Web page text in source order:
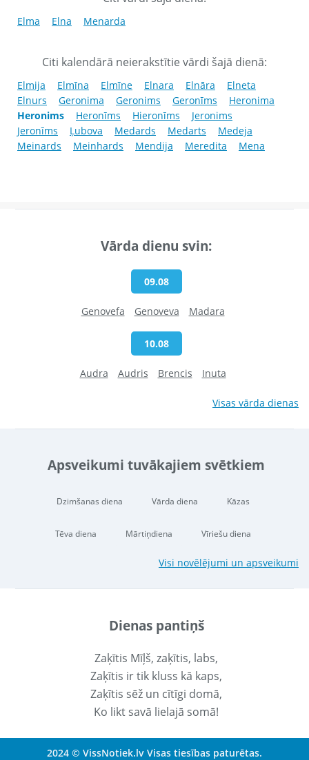
Elma Elna Menarda
Citi kalendārā neierakstītie vārdi šajā dienā:
Elmija Elmīna Elmīne Elnara Elnāra
Elneta
Elnurs
Geronima Geronims Geronīms
Heronima
Heronims
Heronīms Hieronīms
Jeronims
Jeronīms
Ļubova Medards Medarts
Medeja
Meinards
Meinhards Mendija Meredita Mena
Vārda dienu svin:
09.08
Genovefa Genoveva Madara
10.08
Audra Audris Brencis Inuta
Visas vārda dienas
Apsveikumi tuvākajiem svētkiem
Dzimšanas diena Vārda diena Kāzas
Tēva diena Mārtiņdiena Vīriešu diena
Visi novēlējumi un apsveikumi
Dienas pantiņš
Zaķītis Mīļš, zaķītis, labs,
Zaķītis ir tik kluss kā kaps,
Zaķītis sēž un cītīgi domā,
Ko likt savā lielajā somā!
2024 © VissNotiek.lv Visas tiesības paturētas.